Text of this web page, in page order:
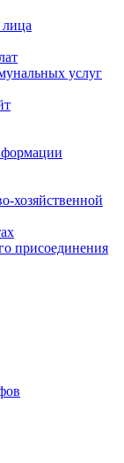
услуг
хозяйственной
присоединения